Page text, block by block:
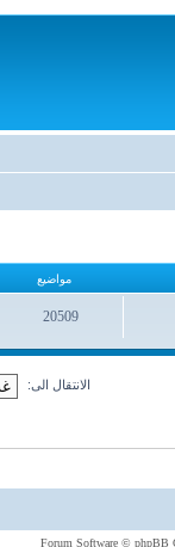
مواضيع
20509
مواضيع
الانتقال الى: